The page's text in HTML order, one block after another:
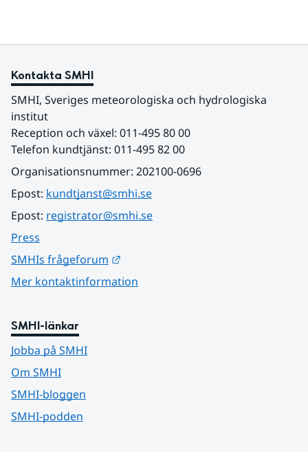
Kontakta SMHI
SMHI, Sveriges meteorologiska och hydrologiska
institut
Reception och växel: 011-495 80 00
Telefon kundtjänst: 011-495 82 00
Organisationsnummer: 202100-0696
Epost: kundtjanst@smhi.se
Epost: registrator@smhi.se
Press
SMHIs frågeforum
Mer kontaktinformation
SMHI-länkar
Jobba på SMHI
Om SMHI
SMHI-bloggen
SMHI-podden